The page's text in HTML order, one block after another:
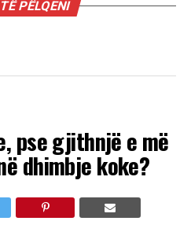
PËLQENI
pse gjithnjë e më
dhimbje koke?